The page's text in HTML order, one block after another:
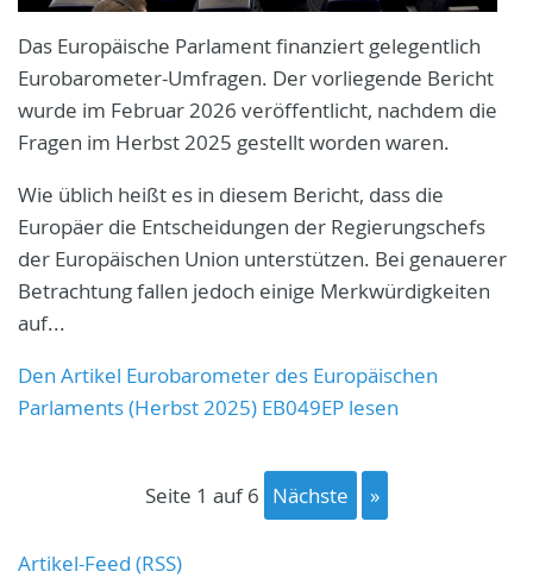
Das Europäische Parlament finanziert gelegentlich
Eurobarometer-Umfragen. Der vorliegende Bericht
wurde im Februar 2026 veröffentlicht, nachdem die
Fragen im Herbst 2025 gestellt worden waren.
Wie üblich heißt es in diesem Bericht, dass die
Europäer die Entscheidungen der Regierungschefs
der Europäischen Union unterstützen. Bei genauerer
Betrachtung fallen jedoch einige Merkwürdigkeiten
auf...
Den Artikel Eurobarometer des Europäischen
Parlaments (Herbst 2025) EB049EP lesen
Seite 1 auf 6 Nächste »
Artikel-Feed (RSS)